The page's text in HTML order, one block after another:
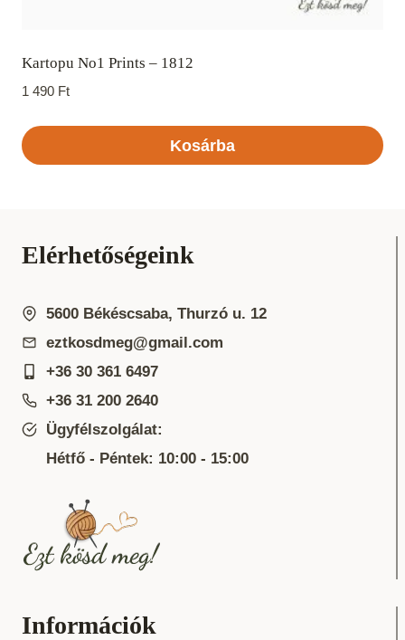
Kartopu No1 Prints – 1812
1 490 Ft
Kosárba
Elérhetőségeink
5600 Békéscsaba, Thurzó u. 12
eztkosdmeg@gmail.com
+36 30 361 6497
+36 31 200 2640
Ügyfélszolgálat:
Hétfő - Péntek: 10:00 - 15:00
Információk